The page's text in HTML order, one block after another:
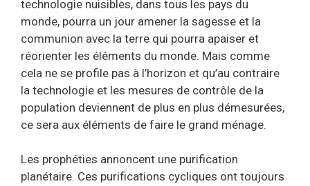
technologie nuisibles, dans tous les pays du
monde, pourra un jour amener la sagesse et la
communion avec la terre qui pourra apaiser et
réorienter les éléments du monde. Mais comme
cela ne se profile pas à l’horizon et qu’au contraire
la technologie et les mesures de contrôle de la
population deviennent de plus en plus démesurées,
ce sera aux éléments de faire le grand ménage.
Les prophéties annoncent une purification
planétaire. Ces purifications cycliques ont toujours